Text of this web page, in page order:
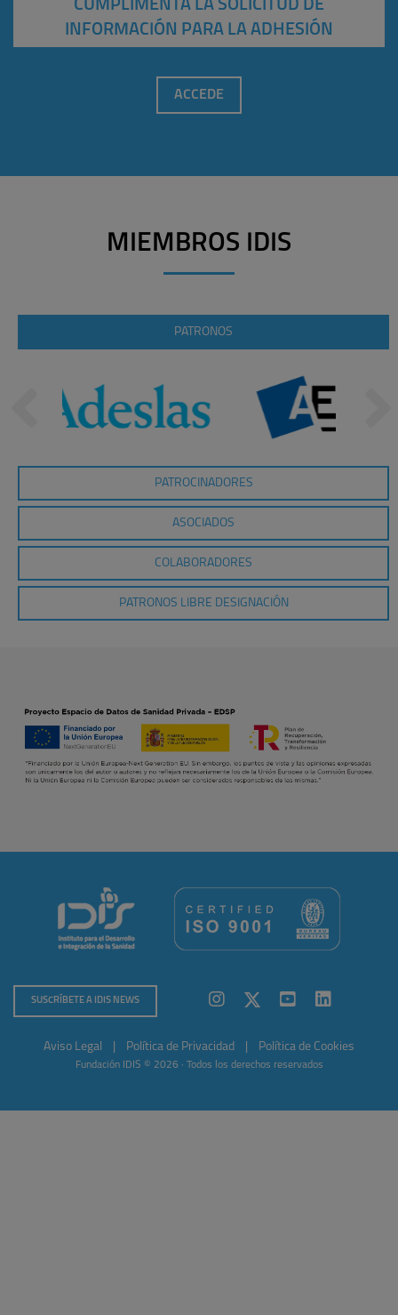
CUMPLIMENTA LA SOLICITUD DE
INFORMACIÓN PARA LA ADHESIÓN
ACCEDE
MIEMBROS IDIS
PATRONOS
PATROCINADORES
ASOCIADOS
COLABORADORES
PATRONOS LIBRE DESIGNACIÓN
SUSCRÍBETE A IDIS NEWS
Aviso Legal Política de Privacidad Política de Cookies
Fundación IDIS © 2026 · Todos los derechos reservados